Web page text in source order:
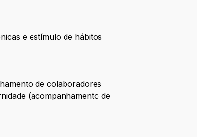
e estímulo de hábitos
de colaboradores
(acompanhamento de